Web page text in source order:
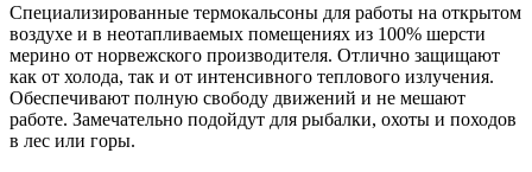
Специализированные термокальсоны для работы на открытом
воздухе и в неотапливаемых помещениях из 100% шерсти
мерино от норвежского производителя. Отлично защищают
как от холода, так и от интенсивного теплового излучения.
Обеспечивают полную свободу движений и не мешают
работе. Замечательно подойдут для рыбалки, охоты и походов
в лес или горы.